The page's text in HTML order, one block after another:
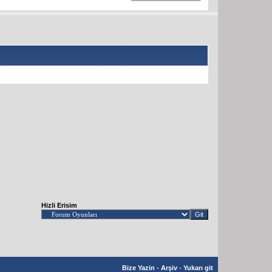
Hizli Erisim
Bize Yazin - Arşiv - Yukarı git